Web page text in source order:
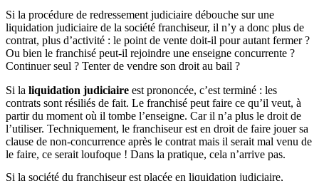
Si la procédure de redressement judiciaire débouche sur une
liquidation judiciaire de la société franchiseur, il n’y a donc plus de
contrat, plus d’activité : le point de vente doit-il pour autant fermer ?
Ou bien le franchisé peut-il rejoindre une enseigne concurrente ?
Continuer seul ? Tenter de vendre son droit au bail ?
Si la liquidation judiciaire est prononcée, c’est terminé : les
contrats sont résiliés de fait. Le franchisé peut faire ce qu’il veut, à
partir du moment où il tombe l’enseigne. Car il n’a plus le droit de
l’utiliser. Techniquement, le franchiseur est en droit de faire jouer sa
clause de non-concurrence après le contrat mais il serait mal venu de
le faire, ce serait loufoque ! Dans la pratique, cela n’arrive pas.
Si la société du franchiseur est placée en liquidation judiciaire,